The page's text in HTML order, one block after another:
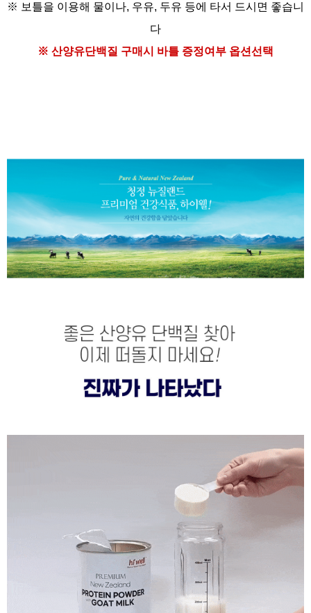
※ 보틀을 이용해 물이나, 우유, 두유 등에 타서 드시면 좋습니
다
※ 산양유단백질 구매시 바틀 증정여부 옵션선택